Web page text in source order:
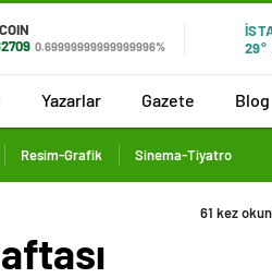
0.69999999999999996%
29°
Yazarlar Gazete Blog
Resim-Grafik Sinema-Tiyatro
61 kez